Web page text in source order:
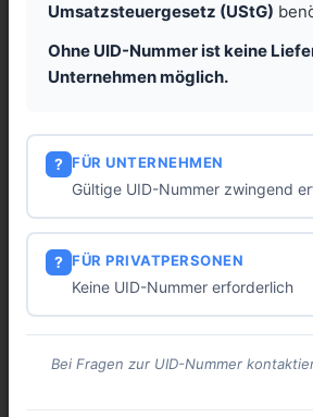
Umsatzsteuergesetz (UStG)
Ohne UID-Nummer ist keine
Unternehmen möglich.
? FÜR UNTERNEHMEN
Gültige UID-Nummer zwingend
? FÜR PRIVATPERSONEN
Keine UID-Nummer erforderlich
Bei Fragen zur UID-Nummer